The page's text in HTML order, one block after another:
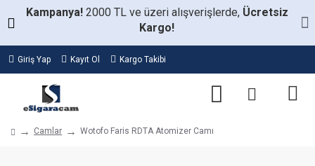
Kampanya! 2000 TL ve üzeri alışverişlerde, Ücretsiz
Kargo!
Giriş Yap Kayıt Ol Kargo Takibi
Camlar Wotofo Faris RDTA Atomizer Camı